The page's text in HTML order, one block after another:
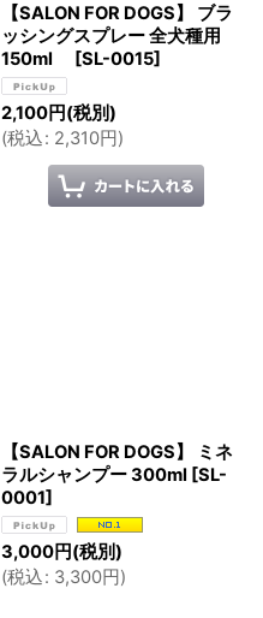
【SALON FOR DOGS】 ブラ
ッシングスプレー 全犬種用
150ml
[SL-0015]
2,100円(税別)
(税込: 2,310円)
【SALON FOR DOGS】 ミネ
ラルシャンプー 300ml [SL-
0001]
3,000円(税別)
(税込: 3,300円)